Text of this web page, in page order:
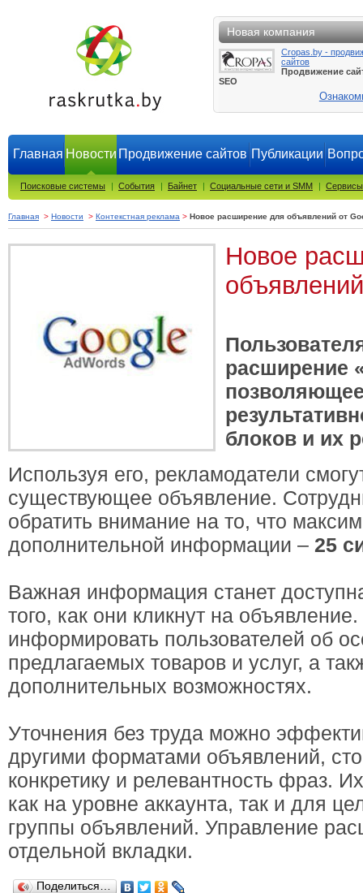
Новая компания
Cropas.by -
сайтов
Продвижение
SEO
Главная Новости Продвижение сайтов Публикации
Поисковые системы | События | Байнет | Социальные сети и SMM |
Главная > Новости > Контекстная реклама > Новое расширение для объявлений от
Новое
расширение
блоков и их
Используя его, рекламодатели
существующее объявление.
обратить внимание на то, что
дополнительной информации – 25
Важная информация станет
того, как они кликнут на
информировать пользователей об
предлагаемых товаров и услуг, а
дополнительных возможностях.
Уточнения без труда можно
другими форматами объявлений,
конкретику и релевантность фраз.
как на уровне аккаунта, так и для
группы объявлений. Управление
отдельной вкладки.
Поделиться…